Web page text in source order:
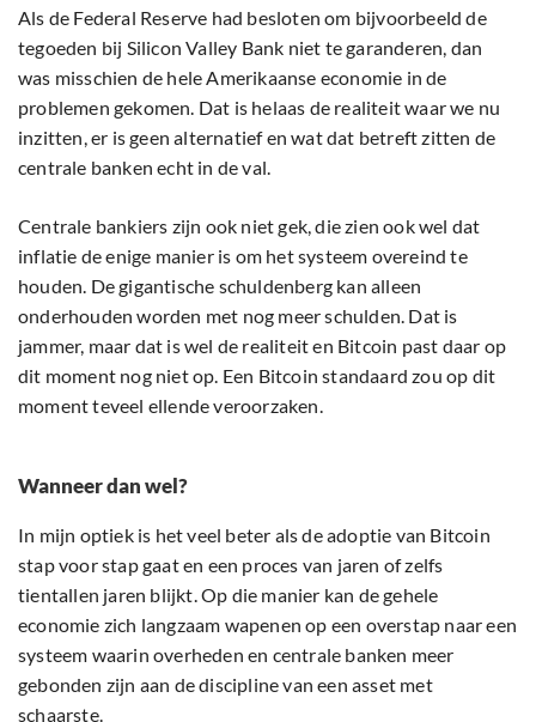
Als de Federal Reserve had besloten om bijvoorbeeld de
tegoeden bij Silicon Valley Bank niet te garanderen, dan
was misschien de hele Amerikaanse economie in de
problemen gekomen. Dat is helaas de realiteit waar we nu
inzitten, er is geen alternatief en wat dat betreft zitten de
centrale banken echt in de val.
Centrale bankiers zijn ook niet gek, die zien ook wel dat
inflatie de enige manier is om het systeem overeind te
houden. De gigantische schuldenberg kan alleen
onderhouden worden met nog meer schulden. Dat is
jammer, maar dat is wel de realiteit en Bitcoin past daar op
dit moment nog niet op. Een Bitcoin standaard zou op dit
moment teveel ellende veroorzaken.
Wanneer dan wel?
In mijn optiek is het veel beter als de adoptie van Bitcoin
stap voor stap gaat en een proces van jaren of zelfs
tientallen jaren blijkt. Op die manier kan de gehele
economie zich langzaam wapenen op een overstap naar een
systeem waarin overheden en centrale banken meer
gebonden zijn aan de discipline van een asset met
schaarste.